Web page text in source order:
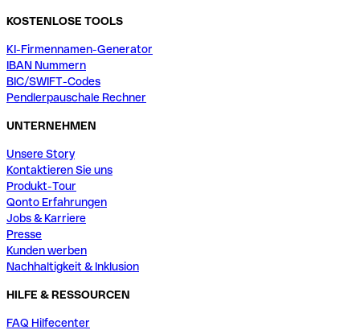
KOSTENLOSE TOOLS
KI-Firmennamen-Generator
IBAN Nummern
BIC/SWIFT-Codes
Pendlerpauschale Rechner
UNTERNEHMEN
Unsere Story
Kontaktieren Sie uns
Produkt-Tour
Qonto Erfahrungen
Jobs & Karriere
Presse
Kunden werben
Nachhaltigkeit & Inklusion
HILFE & RESSOURCEN
FAQ Hilfecenter